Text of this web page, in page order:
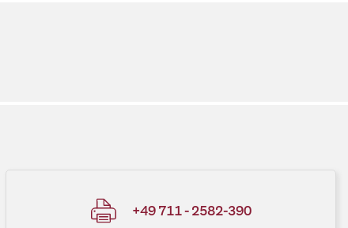
+49 711 - 2582-390